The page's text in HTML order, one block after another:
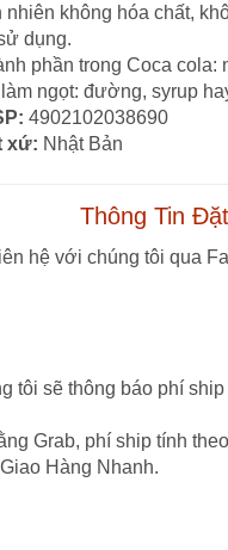
nhiên không hóa chất,
dụng.
phần trong Coca cola:
ngọt: đường, syrup
4902102038690
xứ: Nhật Bản
Thông Tin
hệ với chúng tôi qua
sẽ thông báo phí
Grab, phí ship tính
Hàng Nhanh.